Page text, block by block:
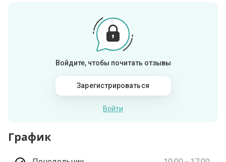
Войдите, чтобы почитать отзывы
Зарегистрироваться
Войти
График